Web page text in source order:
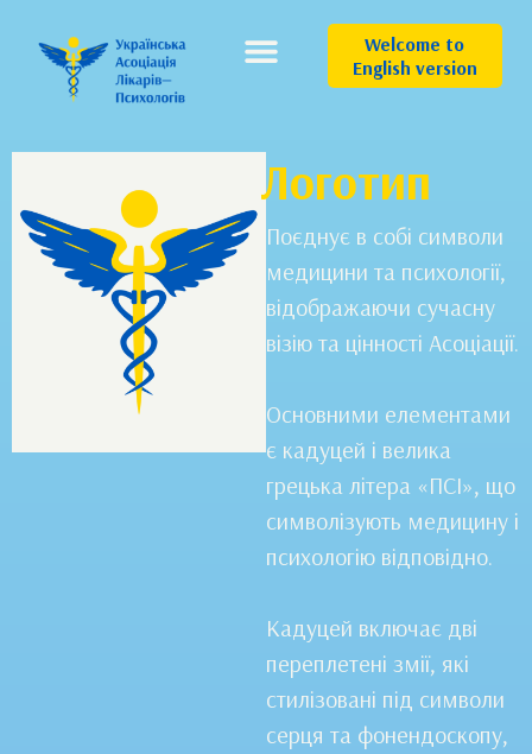
Welcome to
English version
Логотип
Поєднує в собі символи
медицини та психології,
відображаючи сучасну
візію та цінності Асоціації.
Основними елементами
є кадуцей і велика
грецька літера «ПСІ», що
символізують медицину і
психологію відповідно.
Кадуцей включає дві
переплетені змії, які
стилізовані під символи
серця та фонендоскопу,